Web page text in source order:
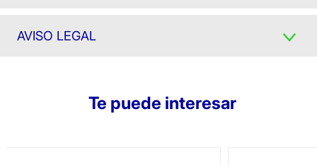
AVISO LEGAL
Te puede interesar